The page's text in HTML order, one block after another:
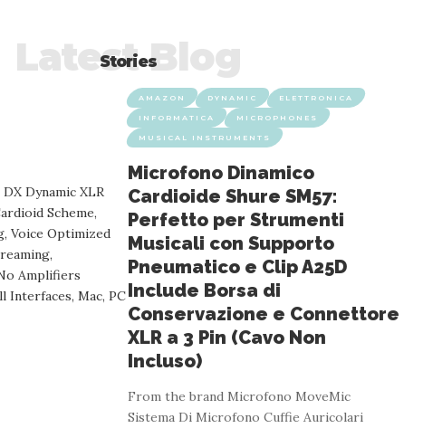
Stories
Latest Blog
AMAZON DYNAMIC ELETTRONICA
INFORMATICA MICROPHONES
MUSICAL INSTRUMENTS
Microfono Dinamico
Cardioide Shure SM57:
Perfetto per Strumenti
Musicali con Supporto
Pneumatico e Clip A25D
Include Borsa di
Conservazione e Connettore
XLR a 3 Pin (Cavo Non
Incluso)
From the brand Microfono MoveMic
Sistema Di Microfono Cuffie Auricolari